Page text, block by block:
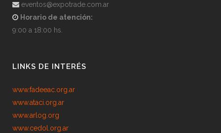
eventos@expotrade.com.ar
Horario de atención:
9:00 a 18:00 hs.
LINKS DE INTERÉS
www.fadeeac.org.ar
www.ataci.org.ar
www.arlog.org
www.cedol.org.ar